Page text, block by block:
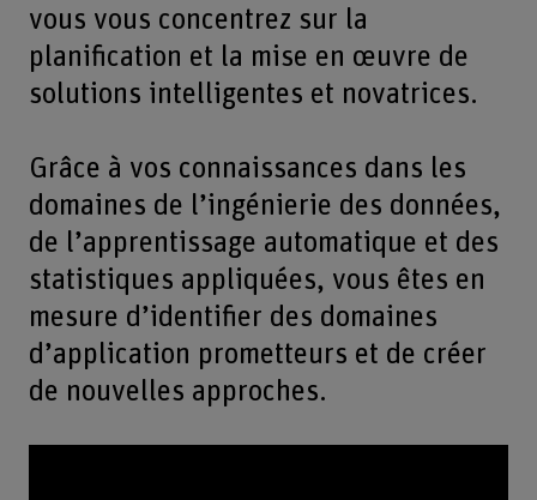
vous vous concentrez sur la
planification et la mise en œuvre de
solutions intelligentes et novatrices.
Grâce à vos connaissances dans les
domaines de l’ingénierie des données,
de l’apprentissage automatique et des
statistiques appliquées, vous êtes en
mesure d’identifier des domaines
d’application prometteurs et de créer
de nouvelles approches.